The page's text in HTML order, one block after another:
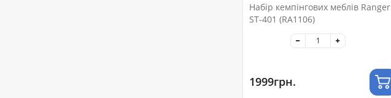
Набір кемпінгових меблів Ranger
ST-401 (RA1106)
1999грн.